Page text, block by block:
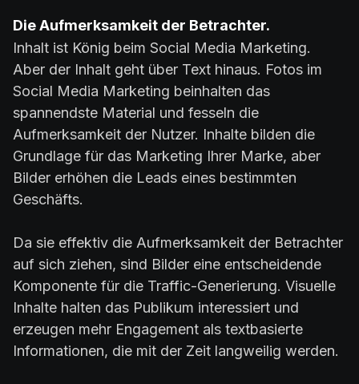
Die Aufmerksamkeit der Betrachter.
Inhalt ist König beim Social Media Marketing.
Aber der Inhalt geht über Text hinaus. Fotos im
Social Media Marketing beinhalten das
spannendste Material und fesseln die
Aufmerksamkeit der Nutzer. Inhalte bilden die
Grundlage für das Marketing Ihrer Marke, aber
Bilder erhöhen die Leads eines bestimmten
Geschäfts.
Da sie effektiv die Aufmerksamkeit der Betrachter
auf sich ziehen, sind Bilder eine entscheidende
Komponente für die Traffic-Generierung. Visuelle
Inhalte halten das Publikum interessiert und
erzeugen mehr Engagement als textbasierte
Informationen, die mit der Zeit langweilig werden.